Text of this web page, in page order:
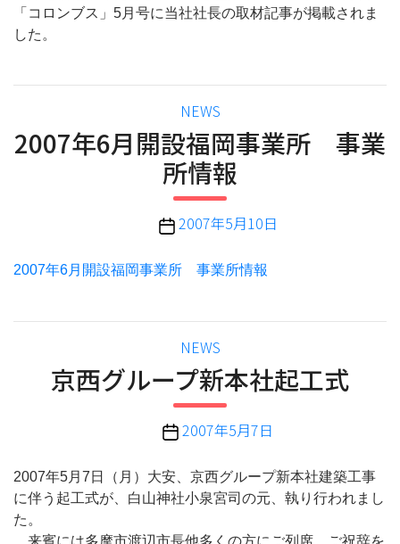
「コロンブス」5月号に当社社長の取材記事が掲載されま
した。
カ
テ
ゴ
リ
ー
NEWS
2007年6月開設福岡事業所 事業
所情報
投
日
2007年5月10日
2007年6月開設福岡事業所 事業所情報
カ
テ
ゴ
リ
ー
NEWS
京西グループ新本社起工式
投
日
2007年5月7日
2007年5月7日（月）大安、京西グループ新本社建築工事
に伴う起工式が、白山神社小泉宮司の元、執り行われまし
た。
来賓には多摩市渡辺市長他多くの方にご列席、ご祝辞を